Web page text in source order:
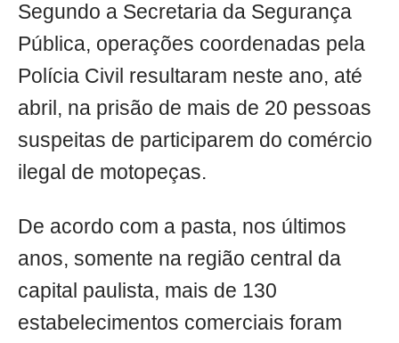
Segundo a Secretaria da Segurança
Pública, operações coordenadas pela
Polícia Civil resultaram neste ano, até
abril, na prisão de mais de 20 pessoas
suspeitas de participarem do comércio
ilegal de motopeças.
De acordo com a pasta, nos últimos
anos, somente na região central da
capital paulista, mais de 130
estabelecimentos comerciais foram